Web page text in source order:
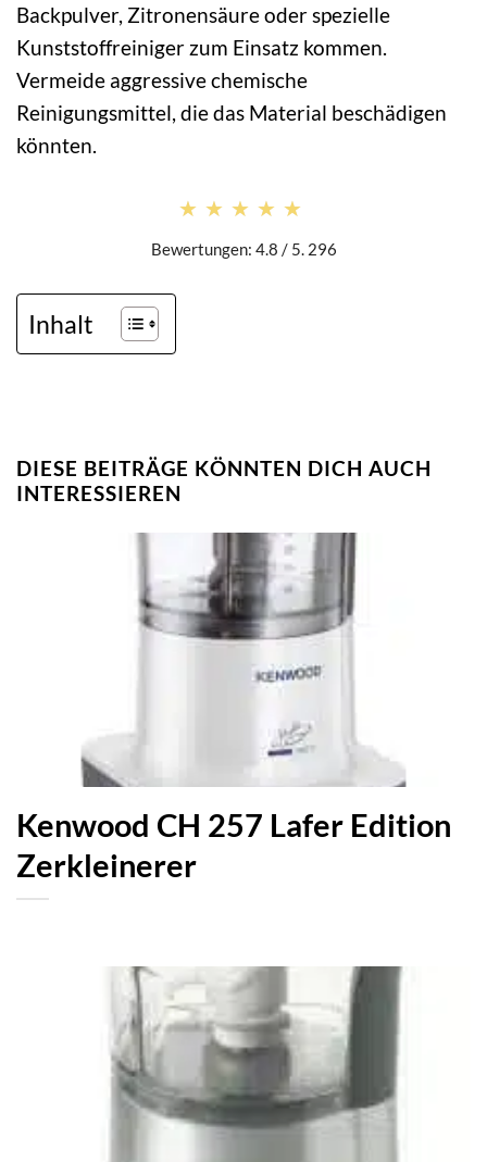
Backpulver, Zitronensäure oder spezielle
Kunststoffreiniger zum Einsatz kommen.
Vermeide aggressive chemische
Reinigungsmittel, die das Material beschädigen
könnten.
★★★★★
★★★★★
Bewertungen: 4.8 / 5. 296
Inhalt
DIESE BEITRÄGE KÖNNTEN DICH AUCH
INTERESSIEREN
Kenwood CH 257 Lafer Edition
Zerkleinerer